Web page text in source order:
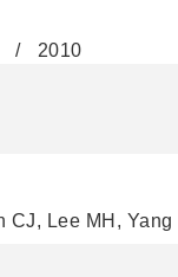
2010
CJ, Lee MH,